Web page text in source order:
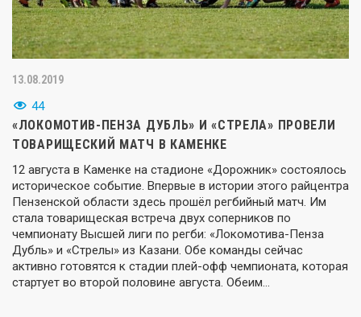
13.08.2019
44
«ЛОКОМОТИВ-ПЕНЗА ДУБЛЬ» И «СТРЕЛА» ПРОВЕЛИ
ТОВАРИЩЕСКИЙ МАТЧ В КАМЕНКЕ
12 августа в Каменке на стадионе «Дорожник» состоялось
историческое событие. Впервые в истории этого райцентра
Пензенской области здесь прошёл регбийный матч. Им
стала товарищеская встреча двух соперников по
чемпионату Высшей лиги по регби: «Локомотива-Пенза
Дубль» и «Стрелы» из Казани. Обе команды сейчас
активно готовятся к стадии плей-офф чемпионата, которая
стартует во второй половине августа. Обеим…